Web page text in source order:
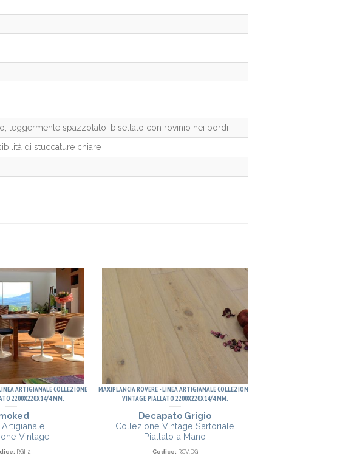
leggermente spazzolato, bisellato con rovinio nei bordi
di stuccature chiare
ARTIGIANALE COLLEZIONE
2200X220X14/4 MM.
Artigianale
Vintage
RGI-2
MAXIPLANCIA ROVERE - LINEA ARTIGIANALE COLLEZIONE
VINTAGE PIALLATO 2200X220X14/4 MM.
Decapato Grigio
Collezione Vintage Sartoriale
Piallato a Mano
Codice: RCV.DG